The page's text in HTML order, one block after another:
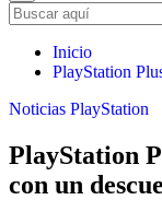
Inicio
PlayStation
Noticias PlayStation
PlayStation
con un